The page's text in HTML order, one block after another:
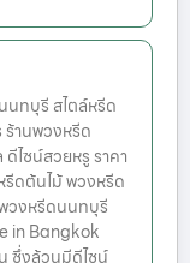
ทบุรี สไตล์หรีด
านพวงหรีด
ไซน์สวยหรู ราคา
ดต้นไม้ พวงหรีด
วงหรีดนนทบุรี
in Bangkok
ซึ่งล้วนมีดีไซน์